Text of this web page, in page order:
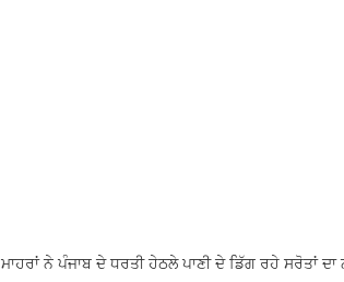
ਮਾਹਰਾਂ ਨੇ ਪੰਜਾਬ ਦੇ ਧਰਤੀ ਹੇਠਲੇ ਪਾਣੀ ਦੇ ਡਿੱਗ ਰਹੇ